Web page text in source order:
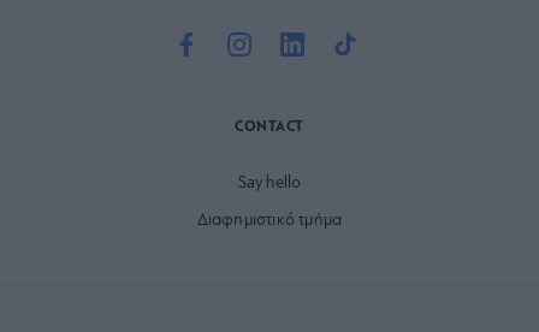
CONTACT
Say hello
Διαφημιστικό τμήμα